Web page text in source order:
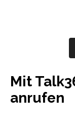
Mit
anrufen